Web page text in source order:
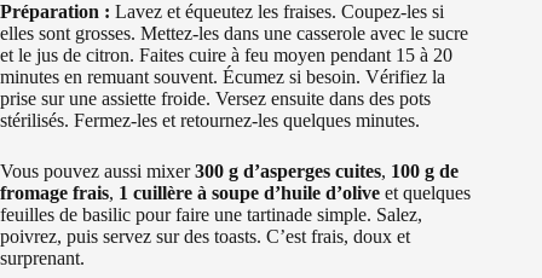
Préparation : Lavez et équeutez les fraises. Coupez-les si
elles sont grosses. Mettez-les dans une casserole avec le sucre
et le jus de citron. Faites cuire à feu moyen pendant 15 à 20
minutes en remuant souvent. Écumez si besoin. Vérifiez la
prise sur une assiette froide. Versez ensuite dans des pots
stérilisés. Fermez-les et retournez-les quelques minutes.
Vous pouvez aussi mixer300 g d’asperges cuites, 100 g de
fromage frais, 1 cuillère à soupe d’huile d’olive et quelques
feuilles de basilic pour faire une tartinade simple. Salez,
poivrez, puis servez sur des toasts. C’est frais, doux et
surprenant.